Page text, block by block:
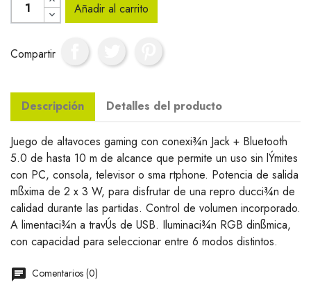
Añadir al carrito
Compartir
Descripción Detalles del producto
Juego de altavoces gaming con conexi¾n Jack + Bluetooth
5.0 de hasta 10 m de alcance que permite un uso sin lÝmites
con PC, consola, televisor o sma rtphone. Potencia de salida
mßxima de 2 x 3 W, para disfrutar de una repro ducci¾n de
calidad durante las partidas. Control de volumen incorporado.
A limentaci¾n a travÚs de USB. Iluminaci¾n RGB dinßmica,
con capacidad para seleccionar entre 6 modos distintos.
Comentarios (0)